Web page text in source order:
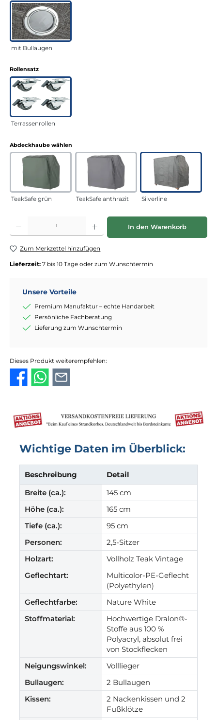
mit Bullaugen
Rollensatzauswählen
Terrassenrollen
Abdeckhaube wählen
TeakSafe grün TeakSafe anthrazit Silverline
Produkt Anzahl: Gib den gewünschten Wert ein oder benutze die
In den Warenkorb
Zum Merkzettel hinzufügen
Lieferzeit: 7 bis 10 Tage oder zum Wunschtermin
Unsere Vorteile
Premium Manufaktur – echte Handarbeit
Persönliche Fachberatung
Lieferung zum Wunschtermin
Dieses Produkt weiterempfehlen:
Wichtige Daten im Überblick:
Beschreibung
Detail
Breite (ca.):
145 cm
Höhe (ca.):
165 cm
Tiefe (ca.):
95 cm
Personen:
2,5-Sitzer
Holzart:
Vollholz Teak Vintage
Geflechtart:
Multicolor-PE-Geflecht
(Polyethylen)
Geflechtfarbe:
Nature White
Stoffmaterial:
Hochwertige Dralon®-
Stoffe aus 100 %
Polyacryl, absolut frei
von Stockflecken
Neigungswinkel:
Volllieger
Bullaugen:
2 Bullaugen
Kissen:
2 Nackenkissen und 2
Fußklötze